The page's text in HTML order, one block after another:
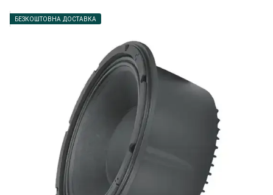
БЕЗКОШТОВНА ДОСТАВКА